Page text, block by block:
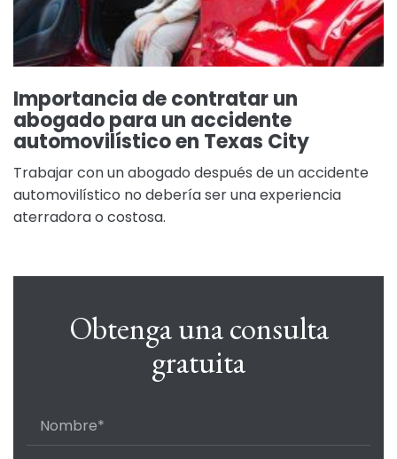
Importancia de contratar un
abogado para un accidente
automovilístico en Texas City
Trabajar con un abogado después de un accidente
automovilístico no debería ser una experiencia
aterradora o costosa.
Obtenga una consulta
gratuita